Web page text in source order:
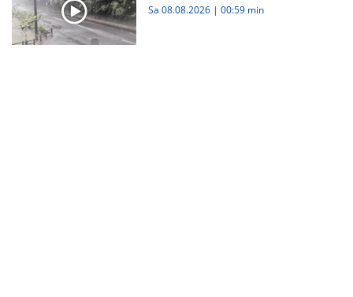
Sa 08.08.2026 | 00:59 min